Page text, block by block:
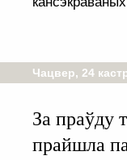
Чацвер, 24
За праўду
прайшла